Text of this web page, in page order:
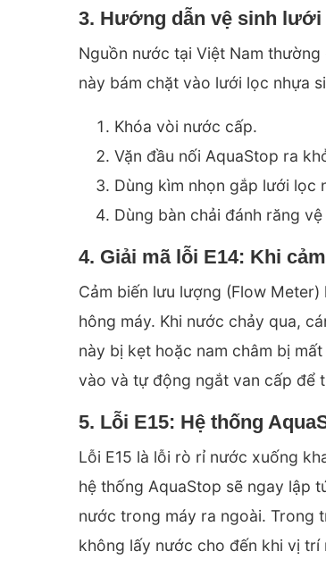
3. Hướng dẫn vệ sinh lưới
Nguồn nước tại Việt Nam
này bám chặt vào lưới lọc nhựa
Khóa vòi nước cấp.
Vặn đầu nối AquaStop ra
Dùng kìm nhọn gắp lưới lọc
Dùng bàn chải đánh răng
4. Giải mã lỗi E14: Khi
Cảm biến lưu lượng (Flow
hông máy. Khi nước chảy qua,
này bị kẹt hoặc nam châm bị
vào và tự động ngắt van cấp để
5. Lỗi E15: Hệ thống
Lỗi E15 là lỗi rò rỉ nước xuống
hệ thống AquaStop sẽ ngay lập
nước trong máy ra ngoài. Trong
không lấy nước cho đến khi vị